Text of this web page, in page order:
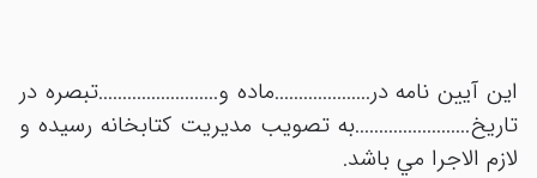
اين آيين نامه در....................ماده و.........................تبصره در
تاريخ........................به تصويب مديريت کتابخانه رسيده و
لازم الاجرا مي باشد.